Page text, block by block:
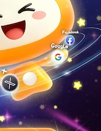
加速
狂飙加速器
极光vqn官网
机加速器
加速器
外加速器